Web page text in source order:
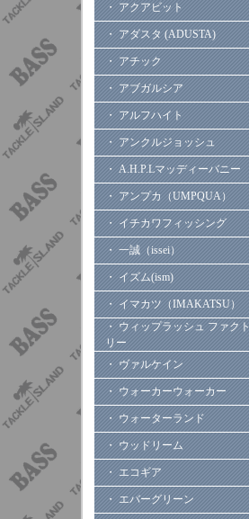
・ アクアビット
・ アダスタ (ADUSTA)
・ アチック
・ アブガルシア
・ アルフハイト
・ アンクルジョッシュ
・ A.H.P.Lマッディーバニー
・ アンプカ（UMPQUA）
・ イチカワフィッシング
・ 一誠（issei）
・ イズム(ism)
・ イマカツ（IMAKATSU）
・ ウィップラッシュ ファクト
リー
・ ヴァルケイン
・ ウォーカーウォーカー
・ ウォーターランド
・ ウッドリーム
・ エコギア
・ エバーグリーン